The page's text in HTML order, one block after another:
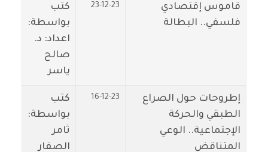
قاموس إقتصادي
فلسفي.. البطالة
23-12-23
كتب
بواسطة:
اعداد: د.
صالح
ياسر
إطروحات حول الصراع
الطبقي والحركة
الإجتماعية.. الوعي
المتناقض
16-12-23
كتب
بواسطة:
ثامر
الصفار